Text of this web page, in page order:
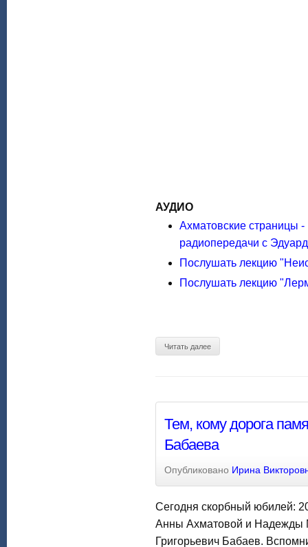
АУДИО
Ахматовские страницы -
радиопередачи с
Послушать лекцию
Послушать лекцию
Читать далее
Тем, кому дорога
Бабаева
Опубликовано Ирина
Сегодня скорбный юбилей:
Анны Ахматовой и Надежды
Григорьевич Бабаев.